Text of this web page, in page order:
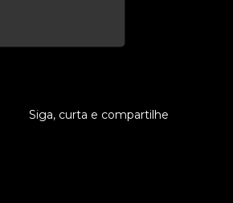
Siga, curta e compartilhe